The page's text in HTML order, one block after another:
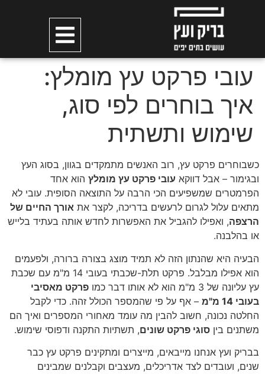
עובי פרקט עץ מומלץ:
איך בוחרים לפי סוג,
שימוש ותשתית
כשבוחרים פרקט עץ, רוב האנשים מתמקדים בגוון, בסוג העץ
ובגימור – אבל דווקא עובי פרקט עץ מומלץהוא אחד
הפרמטרים שמשפיעים הכי הרבה על התוצאה הסופית. עובי לא
מתאים עלול לגרום לרעשים בדריכה, לקצר את אורך החיים של
הרצפה, ואפילו להגביל את האפשרות לחדש אותה בעתיד בלייש
או בהלבנה.
הבעיה היא שהנתון הזה לא תמיד מוצג בצורה ברורה, ולפעמים
הוא אפילו מבלבל. פרקט תלת-שכבתי בעובי 14 מ"מ עם שכבת
עץ עליונה של 3 מ"מ הוא לא אותו דבר כמו
פרקט מאסיבי
בעובי 14 מ"מ
– אף על פי שהמספר הכולל זהה. כדי לקבל
החלטה נכונה, חשוב להבין מה עומד מאחורי המספרים ואיך הם
משתנים בין סוגי פרקט שונים, תשתיות התקנה ודפוסי שימוש.
בבריק ועץ אנחנו מייבאים, מייצרים ומתקינים פרקט עץ כבר
שנים, ועובדים לצד אדריכלים, מעצבים וקבלנים שמבינים